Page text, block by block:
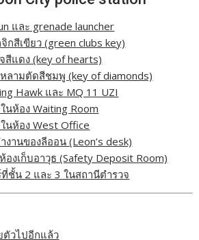
และ grenade launcher
สีเขียว (green clubs key)
สีแดง (key of hearts)
ลามตัดสีชมพู (key of diamonds)
Hawk และ MQ 11 UZI
ห้อง Waiting Room
นห้อง West Office
านของลีออน (Leon’s desk)
งเก็บอาวุธ (Safety Deposit Room)
ชั้น 2 และ 3 ในสถานีตำรวจ
ตัวไปอีกแล้ว